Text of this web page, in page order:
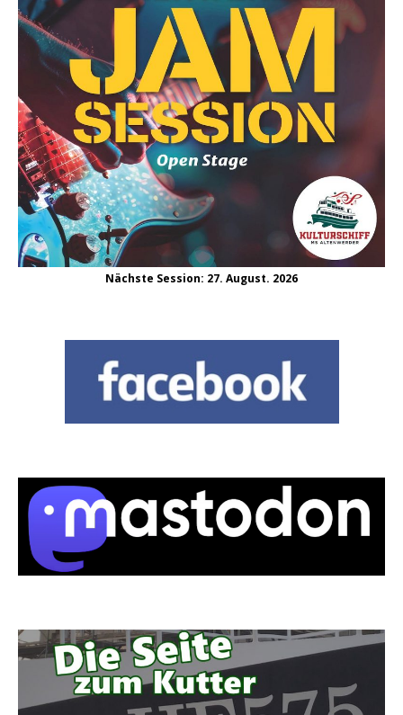
Nächste Session: 27. August. 2026